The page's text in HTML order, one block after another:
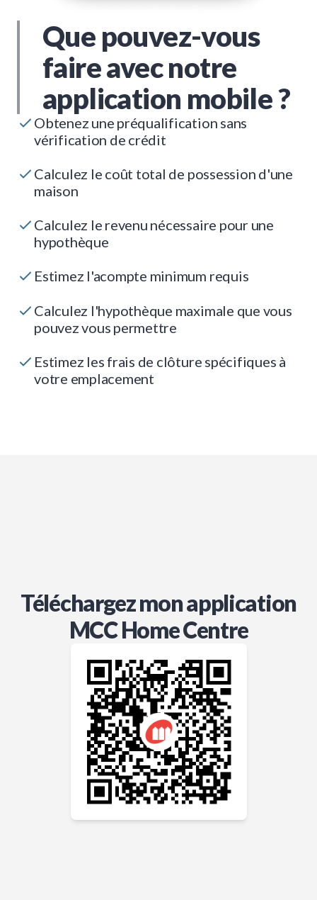
Que pouvez-vous
faire avec notre
application mobile ?
Obtenez une préqualification sans
vérification de crédit
Calculez le coût total de possession d'une
maison
Calculez le revenu nécessaire pour une
hypothèque
Estimez l'acompte minimum requis
Calculez l'hypothèque maximale que vous
pouvez vous permettre
Estimez les frais de clôture spécifiques à
votre emplacement
Téléchargez mon application
MCC Home Centre